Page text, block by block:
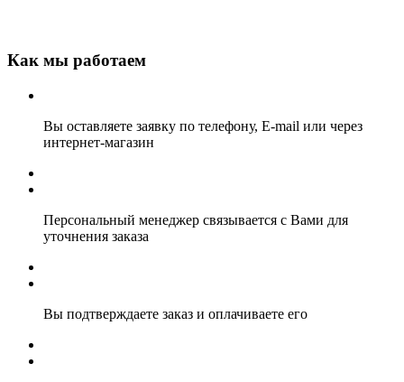
Как мы работаем
Вы оставляете заявку по телефону, E-mail или через
интернет-магазин
Персональный менеджер связывается с Вами для
уточнения заказа
Вы подтверждаете заказ и оплачиваете его